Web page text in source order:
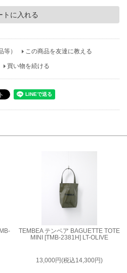
） この商品を友達に教える
買い物を続ける
TEMBEA テンベア BAGUETTE TOTE
MINI [TMB-2381H] LT-OLIVE
13,000円(税込14,300円)